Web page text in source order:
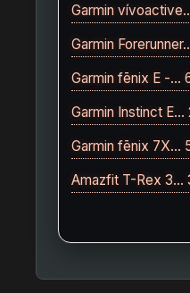
Garmin
Garmin
Garmin fēnix E -…
Garmin Instinct
Garmin fēnix 7X…
Amazfit T-Rex